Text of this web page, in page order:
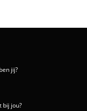
jij?
bij jou?